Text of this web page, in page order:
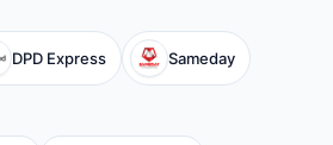
DPD Express Sameday